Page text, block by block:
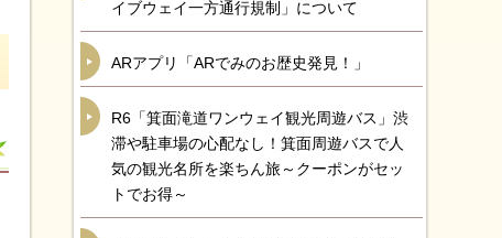
イブウェイ一方通行規制」について
ARアプリ「ARでみのお歴史発見！」
R6「箕面滝道ワンウェイ観光周遊バス」渋
滞や駐車場の心配なし！箕面周遊バスで人
気の観光名所を楽ちん旅～クーポンがセッ
トでお得～